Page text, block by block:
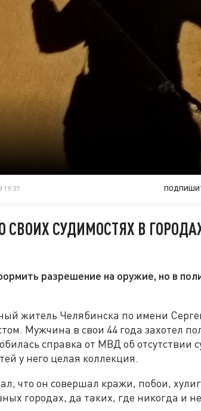
19:37
СВОИХ СУДИМОСТЯХ В
разрешение на оружие, но в
житель Челябинска по имени
Мужчина в свои 44 года захотел
справка от МВД об отсутствии
у него целая коллекция.
что он совершал кражи, побои,
городах, да таких, где никогда и